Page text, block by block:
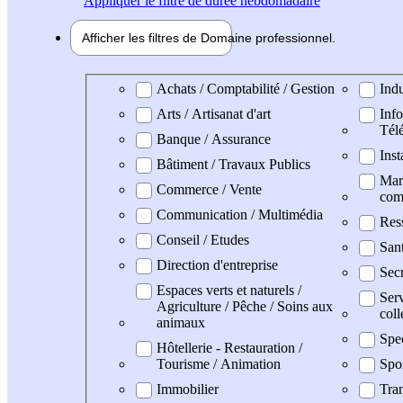
Afficher les filtres de Domaine professionnel
Domaine professionel
Achats / Comptabilité / Gestion
Arts / Artisanat d'art
Banque / Assurance
Bâtiment / Travaux Publics
Commerce / Vente
Communication / Multimédia
Conseil / Etudes
Direction d'entreprise
Espaces verts et naturels /
Agriculture / Pêche / Soins aux
animaux
Hôtellerie - Restauration /
Tourisme / Animation
Immobilier